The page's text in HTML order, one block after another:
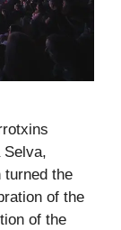
Selva,
turned the
of the
of the